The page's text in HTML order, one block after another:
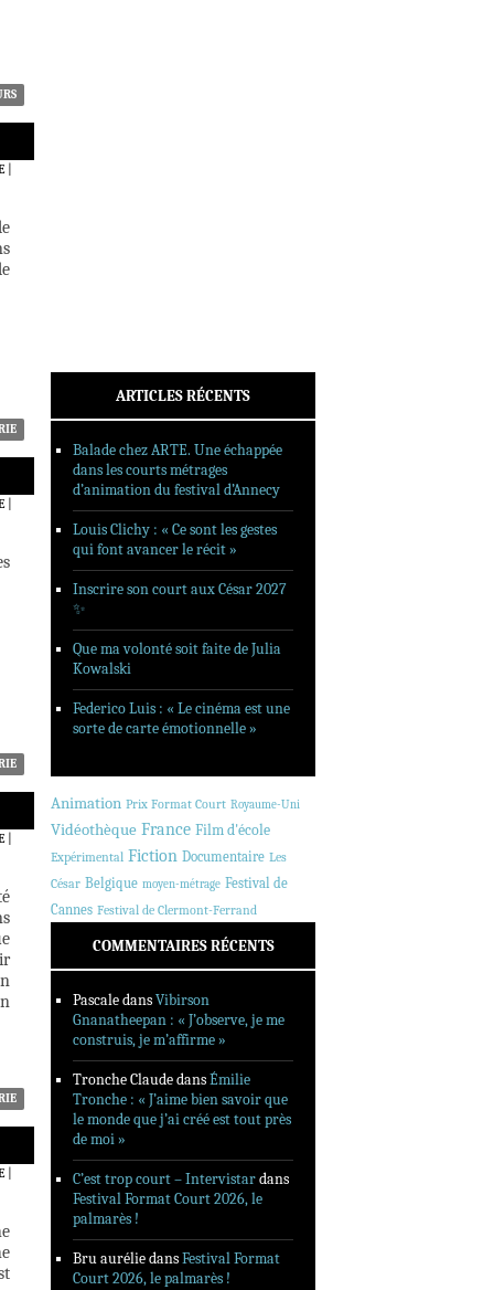
|
|
|
|
ARTICLES RÉCENTS
Balade chez ARTE. Une échappée
dans les courts métrages
d’animation du festival d’Annecy
Louis Clichy : « Ce sont les gestes
qui font avancer le récit »
Inscrire son court aux César 2027
✨
Que ma volonté soit faite de Julia
Kowalski
Federico Luis : « Le cinéma est une
sorte de carte émotionnelle »
Animation Prix Format Court Royaume-Uni
Vidéothèque France Film d'école
Expérimental Fiction Documentaire Les
César Belgique moyen-métrage Festival de
Cannes Festival de Clermont-Ferrand
COMMENTAIRES RÉCENTS
PascaledansVibirson
Gnanatheepan : « J’observe, je me
construis, je m’affirme »
Tronche ClaudedansÉmilie
Tronche : « J’aime bien savoir que
le monde que j’ai créé est tout près
de moi »
C’est trop court – Intervistardans
Festival Format Court 2026, le
palmarès !
Bru auréliedansFestival Format
Court 2026, le palmarès !